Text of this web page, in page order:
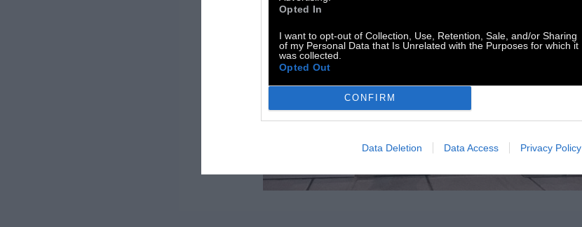
Opted In
I want to opt-out of Collection, Use, Retention, Sale, and/or Sharing
of my Personal Data that Is Unrelated with the Purposes for which it
was collected.
Opted Out
CONFIRM
Data Deletion Data Access Privacy Policy